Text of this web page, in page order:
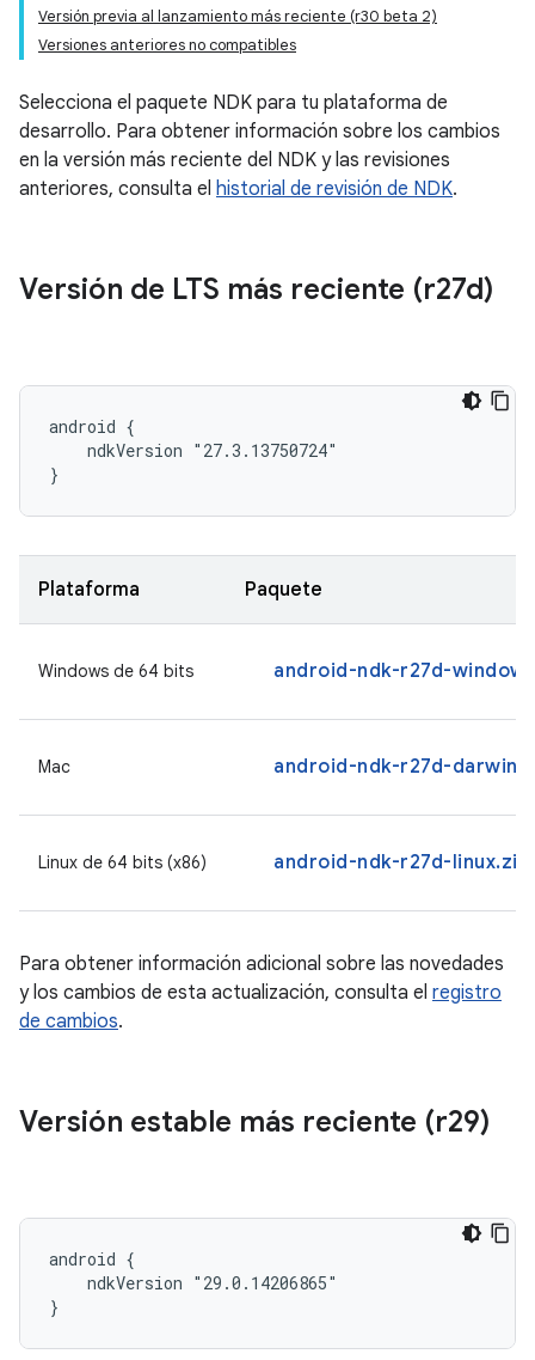
Versión previa al lanzamiento más reciente (r30 beta 2)
Versiones anteriores no compatibles
Selecciona el paquete NDK para tu plataforma de
desarrollo. Para obtener información sobre los cambios
en la versión más reciente del NDK y las revisiones
anteriores, consulta el historial de revisión de NDK.
Versión de LTS más reciente (r27d)
android {
    ndkVersion "27.3.13750724"
}
Plataforma Paquete
Windows de 64 bits android-ndk-r27d-
Mac android-ndk-r27d-
Linux de 64 bits (x86) android-ndk-r27d-linux.zip
Para obtener información adicional sobre las novedades
y los cambios de esta actualización, consulta el registro
de cambios.
Versión estable más reciente (r29)
android {
    ndkVersion "29.0.14206865"
}